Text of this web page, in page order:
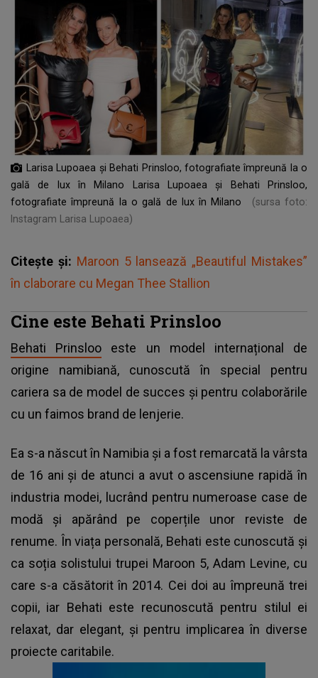
Larisa Lupoaea și Behati Prinsloo, fotografiate împreună la o
gală de lux în Milano Larisa Lupoaea și Behati Prinsloo,
fotografiate împreună la o gală de lux în Milano
(sursa foto:
Instagram Larisa Lupoaea)
Citește și: Maroon 5 lansează „Beautiful Mistakes”
în claborare cu Megan Thee Stallion
Cine este Behati Prinsloo
Behati Prinsloo este un model internațional de
origine namibiană, cunoscută în special pentru
cariera sa de model de succes și pentru colaborările
cu un faimos brand de lenjerie.
Ea s-a născut în Namibia și a fost remarcată la vârsta
de 16 ani și de atunci a avut o ascensiune rapidă în
industria modei, lucrând pentru numeroase case de
modă și apărând pe coperțile unor reviste de
renume. În viața personală, Behati este cunoscută și
ca soția solistului trupei Maroon 5, Adam Levine, cu
care s-a căsătorit în 2014. Cei doi au împreună trei
copii, iar Behati este recunoscută pentru stilul ei
relaxat, dar elegant, și pentru implicarea în diverse
proiecte caritabile.